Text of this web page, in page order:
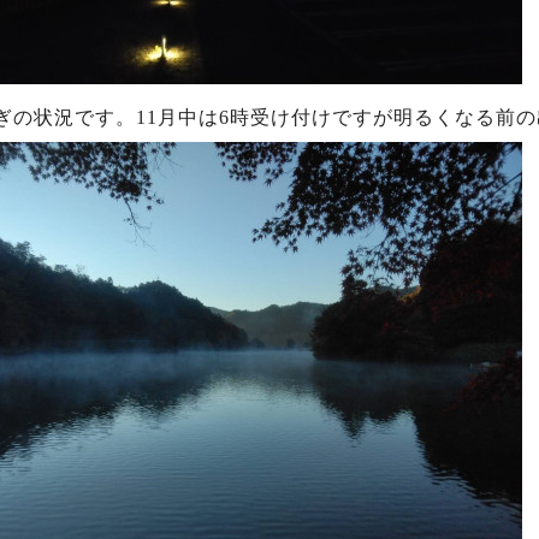
の状況です。11月中は6時受け付けですが明るくなる前の